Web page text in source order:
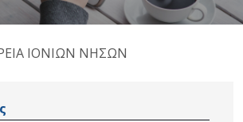
ΙΟΝΙΩΝ ΝΗΣΩΝ